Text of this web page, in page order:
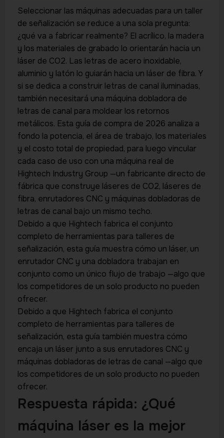
Seleccionar las máquinas adecuadas para un taller
de señalización se reduce a una sola pregunta:
¿qué va a fabricar realmente? El acrílico, la madera
y los materiales de grabado lo orientarán hacia un
láser de CO2. Las letras de acero inoxidable,
aluminio y latón lo guiarán hacia un láser de fibra. Y
si se dedica a construir letras de canal iluminadas,
también necesitará una máquina dobladora de
letras de canal para moldear los retornos
metálicos. Esta guía de compra de 2026 analiza a
fondo la potencia, el área de trabajo, los materiales
y el costo total de propiedad, para luego vincular
cada caso de uso con una máquina real de
Hightech Industry Group —un fabricante directo de
fábrica que construye láseres de CO2, láseres de
fibra, enrutadores CNC y máquinas dobladoras de
letras de canal bajo un mismo techo.
Debido a que Hightech fabrica el conjunto
completo de herramientas para talleres de
señalización, esta guía muestra cómo un láser, un
enrutador CNC y una dobladora trabajan en
conjunto como un único flujo de trabajo —algo que
los competidores de un solo producto no pueden
ofrecer.
Debido a que Hightech fabrica el conjunto
completo de herramientas para talleres de
señalización, esta guía también muestra cómo
encaja un láser junto a sus enrutadores CNC y
máquinas dobladoras de letras de canal —algo que
los competidores de un solo producto no pueden
ofrecer.
Respuesta rápida: ¿Qué
máquina láser es la mejor